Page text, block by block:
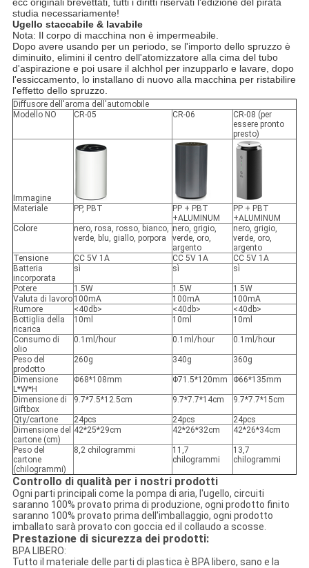
ecc originali brevettati, tutti i diritti riservati l'edizione del pirata
studia necessariamente!
Ugello staccabile & lavabile
Nota: Il corpo di macchina non è impermeabile.
Dopo avere usando per un periodo, se l'importo dello spruzzo è
diminuito, elimini il centro dell'atomizzatore alla cima del tubo
d'aspirazione e poi usare il alchhol per inzupparlo e lavare, dopo
l'essiccamento, lo installano di nuovo alla macchina per ristabilire
l'effetto dello spruzzo.
Diffusore dell'aroma dell'automobile
Modello NO
CR-05 CR-06
CR-08 (per
essere pronto
presto)
Immagine
Materiale
PP, PBT
PP + PBT
+ALUMINUM
PP + PBT
+ALUMINUM
Colore
nero, rosa, rosso, bianco,
verde, blu, giallo, porpora
nero, grigio,
verde, oro,
argento
nero, grigio,
verde, oro,
argento
Tensione
CC 5V 1A CC 5V 1A
CC 5V 1A
Batteria
incorporata
sì sì sì
Potere 1.5W 1.5W
1.5W
Valuta di lavoro 100mA 100mA
100mA
Rumore
<40db> <40db>
<40db>
Bottiglia della
ricarica
10ml 10ml 10ml
Consumo di
olio
0.1ml/hour 0.1ml/hour 0.1ml/hour
Peso del
prodotto
260g 340g 360g
Dimensione
L*W*H
Φ68*108mm Φ71.5*120mm Φ66*135mm
Dimensione di
Giftbox
9.7*7.5*12.5cm 9.7*7.7*14cm 9.7*7.7*15cm
Qty/cartone 24pcs 24pcs
24pcs
Dimensione del
cartone (cm)
42*25*29cm 42*26*32cm 42*26*34cm
Peso del
cartone
(chilogrammi)
8,2 chilogrammi
11,7
chilogrammi
13,7
chilogrammi
Controllo di qualità per i nostri prodotti
Ogni parti principali come la pompa di aria, l'ugello, circuiti
saranno 100% provato prima di produzione, ogni prodotto finito
saranno 100% provato prima dell'imballaggio, ogni prodotto
imballato sarà provato con goccia ed il collaudo a scosse.
Prestazione di sicurezza dei prodotti:
BPA LIBERO:
Tutto il materiale delle parti di plastica è BPA libero, sano e la